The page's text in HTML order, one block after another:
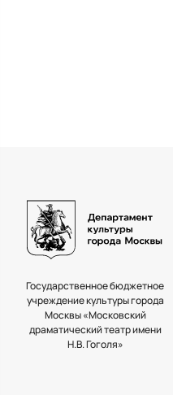
Государственное бюджетное
учреждение культуры города
Москвы «Московский
драматический театр имени
Н.В. Гоголя»